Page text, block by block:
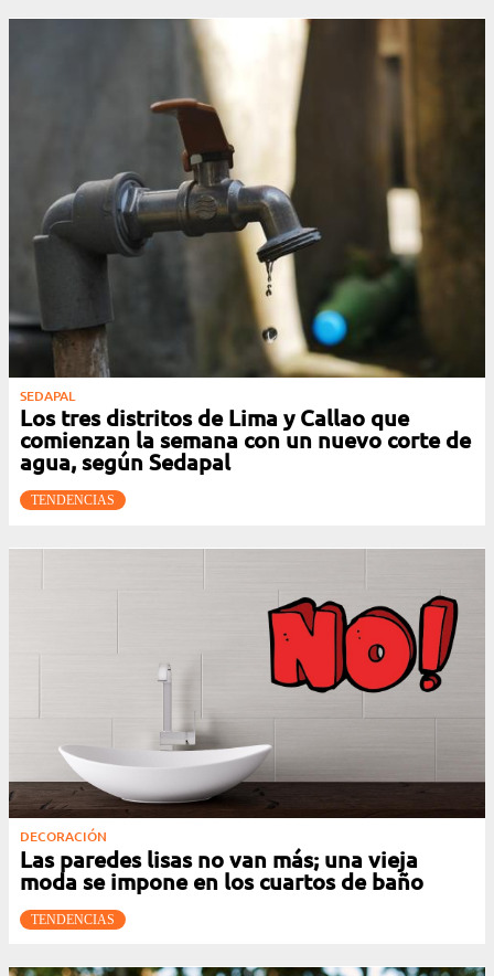
SEDAPAL
Los tres distritos de Lima y Callao que
comienzan la semana con un nuevo corte de
agua, según Sedapal
TENDENCIAS
DECORACIÓN
Las paredes lisas no van más; una vieja
moda se impone en los cuartos de baño
TENDENCIAS